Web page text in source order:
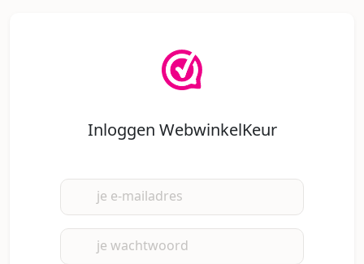
Inloggen WebwinkelKeur
je e-mailadres
je wachtwoord